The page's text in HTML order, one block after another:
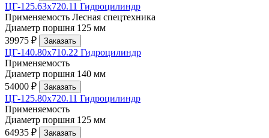
ЦГ-125.63х720.11 Гидроцилиндр
Применяемость Лесная спецтехника
Диаметр поршня 125 мм
39975 ₽
Заказать
ЦГ-140.80х710.22 Гидроцилиндр
Применяемость
Диаметр поршня 140 мм
54000 ₽
Заказать
ЦГ-125.80х720.11 Гидроцилиндр
Применяемость
Диаметр поршня 125 мм
64935 ₽
Заказать